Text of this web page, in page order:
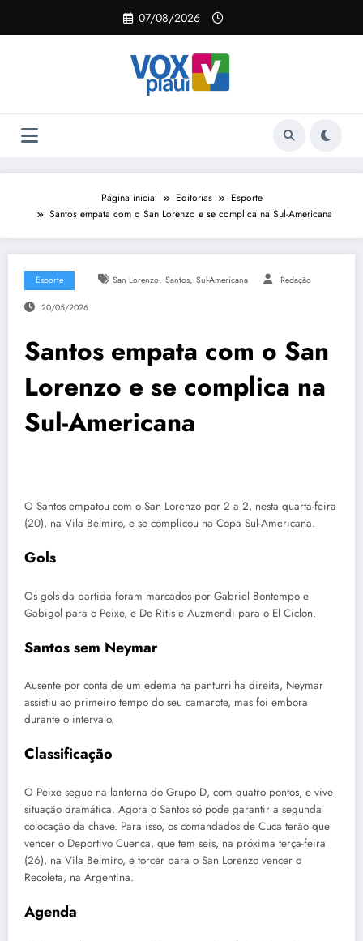
o
07/08/2026
Página inicial Editorias
Esporte
Santos empata com o San Lorenzo e se complica na Sul-Americana
Esporte San Lorenzo, Santos, Sul-Americana Redação
20/05/2026
Santos empata com o San
Lorenzo e se complica na
Sul-Americana
O Santos empatou com o San Lorenzo por 2 a 2, nesta quarta-feira
(20), na Vila Belmiro, e se complicou na Copa Sul-Americana.
Gols
Os gols da partida foram marcados por Gabriel Bontempo e
Gabigol para o Peixe, e De Ritis e Auzmendi para o El Ciclon.
Santos sem Neymar
Ausente por conta de um edema na panturrilha direita, Neymar
assistiu ao primeiro tempo do seu camarote, mas foi embora
durante o intervalo.
Classificação
O Peixe segue na lanterna do Grupo D, com quatro pontos, e vive
situação dramática. Agora o Santos só pode garantir a segunda
colocação da chave. Para isso, os comandados de Cuca terão que
vencer o Deportivo Cuenca, que tem seis, na próxima terça-feira
(26), na Vila Belmiro, e torcer para o San Lorenzo vencer o
Recoleta, na Argentina.
Agenda